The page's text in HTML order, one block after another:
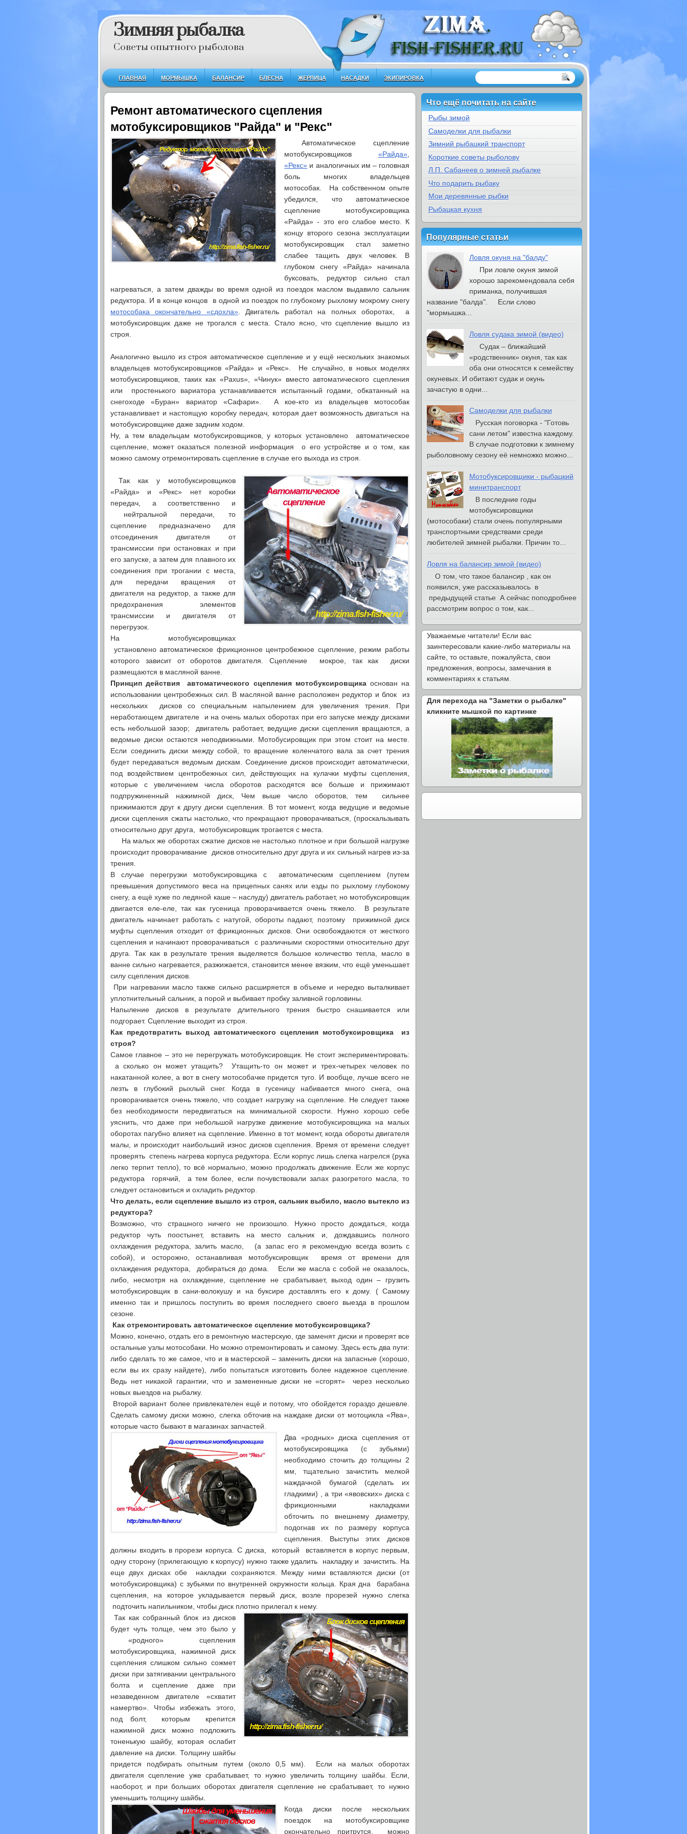
Зимняя рыбалка
Советы опытного рыболова
ГЛАВНАЯ МОРМЫШКА БАЛАНСИР БЛЕСНА ЖЕРЛИЦА НАСАДКИ ЭКИПИРОВКА
Ремонт автоматического сцепления
мотобуксировщиков "Райда" и "Рекс"
Автоматическое сцепление
мотобуксировщиков «Райда»
«Рекс» и аналогичных им – головная
боль многих владельцев
мотособак. На собственном опыте
убедился, что автоматическое
сцепление мотобуксировщика
«Райда» - это его слабое место. К
концу второго сезона эксплуатации
мотобуксировщик стал заметно
слабее тащить двух человек. В
глубоком снегу «Райда» начинала
буксовать, редуктор сильно стал
нагреваться, а затем дважды во время одной из поездок маслом выдавило сальник
редуктора. И в конце концов в одной из поездок по глубокому рыхлому мокрому снегу
мотособака окончательно «сдохла». Двигатель работал на полных оборотах, а
мотобуксировщик даже не трогался с места. Стало ясно, что сцепление вышло из
строя.
Аналогично вышло из строя автоматическое сцепление и у ещё нескольких знакомых
владельцев мотобуксировщиков «Райда» и «Рекс». Не случайно, в новых моделях
мотобуксировщиков, таких как «Paxus», «Чинук» вместо автоматического сцепления
или простенького вариатора устанавливается испытанный годами, обкатанный на
снегоходе «Буран» вариатор «Сафари». А кое-кто из владельцев мотособак
устанавливает и настоящую коробку передач, которая дает возможность двигаться на
мотобуксировщике даже задним ходом.
Ну, а тем владельцам мотобуксировщиков, у которых установлено автоматическое
сцепление, может оказаться полезной информация о его устройстве и о том, как
можно самому отремонтировать сцепление в случае его выхода из строя.
Так как у мотобуксировщиков
«Райда» и «Рекс» нет коробки
передач, а соответственно и
нейтральной передачи, то
сцепление предназначено для
отсоединения двигателя от
трансмиссии при остановках и при
его запуске, а затем для плавного их
соединения при трогании с места,
для передачи вращения от
двигателя на редуктор, а также для
предохранения элементов
трансмиссии и двигателя от
перегрузок.
На мотобуксировщиках
установлено автоматическое фрикционное центробежное сцепление, режим работы
которого зависит от оборотов двигателя. Сцепление мокрое, так как диски
размещаются в масляной ванне.
Принцип действия автоматического сцепления мотобуксировщикаоснован на
использовании центробежных сил. В масляной ванне расположен редуктор и блок из
нескольких дисков со специальным напылением для увеличения трения. При
неработающем двигателе и на очень малых оборотах при его запуске между дисками
есть небольшой зазор; двигатель работает, ведущие диски сцепления вращаются, а
ведомые диски остаются неподвижными. Мотобусировщик при этом стоит на месте.
Если соединить диски между собой, то вращение коленчатого вала за счет трения
будет передаваться ведомым дискам. Соединение дисков происходит автоматически,
под воздействием центробежных сил, действующих на кулачки муфты сцепления,
которые с увеличением числа оборотов расходятся все больше и прижимают
подпружиненный нажимной диск, Чем выше число оборотов, тем сильнее
прижимаются друг к другу диски сцепления. В тот момент, когда ведущие и ведомые
диски сцепления сжаты настолько, что прекращают проворачиваться, (проскальзывать
относительно друг друга, мотобуксировщик трогается с места.
На малых же оборотах сжатие дисков не настолько плотное и при большой нагрузке
происходит проворачивание дисков относительно друг друга и их сильный нагрев из-за
трения.
В случае перегрузки мотобуксировщика с автоматическим сцеплением (путем
превышения допустимого веса на прицепных санях или езды по рыхлому глубокому
снегу, а ещё хуже по ледяной каше – наслуду) двигатель работает, но мотобуксировщик
двигается еле-еле, так как гусеница проворачивается очень тяжело. В результате
двигатель начинает работать с натугой, обороты падают, поэтому прижимной диск
муфты сцепления отходит от фрикционных дисков. Они освобождаются от жесткого
сцепления и начинают проворачиваться с различными скоростями относительно друг
друга. Так как в результате трения выделяется большое количество тепла, масло в
ванне сильно нагревается, разжижается, становится менее вязким, что ещё уменьшает
силу сцепления дисков.
При нагревании масло также сильно расширяется в объеме и нередко выталкивает
уплотнительный сальник, а порой и выбивает пробку заливной горловины.
Напыление дисков в результате длительного трения быстро снашивается или
подгорает. Сцепление выходит из строя.
Как предотвратить выход автоматического сцепления мотобуксировщика из
строя?
Самое главное – это не перегружать мотобуксировщик. Не стоит экспериментировать:
а сколько он может утащить? Утащить-то он может и трех-четырех человек по
накатанной колее, а вот в снегу мотособачке придется туго. И вообще, лучше всего не
лезть в глубокий рыхлый снег. Когда в гусеницу набивается много снега, она
проворачивается очень тяжело, что создает нагрузку на сцепление. Не следует также
без необходимости передвигаться на минимальной скорости. Нужно хорошо себе
уяснить, что даже при небольшой нагрузке движение мотобуксировщика на малых
оборотах пагубно влияет на сцепление. Именно в тот момент, когда обороты двигателя
малы, и происходит наибольший износ дисков сцепления. Время от времени следует
проверять степень нагрева корпуса редуктора. Если корпус лишь слегка нагрелся (рука
легко терпит тепло), то всё нормально, можно продолжать движение. Если же корпус
редуктора горячий, а тем более, если почувствовали запах разогретого масла, то
следует остановиться и охладить редуктор.
Что делать, если сцепление вышло из строя, сальник выбило, масло вытекло из
редуктора?
Возможно, что страшного ничего не произошло. Нужно просто дождаться, когда
редуктор чуть поостынет, вставить на место сальник и, дождавшись полного
охлаждения редуктора, залить масло, (а запас его я рекомендую всегда возить с
собой), и осторожно, останавливая мотобуксировщик время от времени для
охлаждения редуктора, добираться до дома. Если же масла с собой не оказалось,
либо, несмотря на охлаждение, сцепление не срабатывает, выход один – грузить
мотобуксировщик в сани-волокушу и на буксире доставлять его к дому. ( Самому
именно так и пришлось поступить во время последнего своего выезда в прошлом
сезоне.
Как отремонтировать автоматическое сцепление мотобуксировщика?
Можно, конечно, отдать его в ремонтную мастерскую, где заменят диски и проверят все
остальные узлы мотособаки. Но можно отремонтировать и самому. Здесь есть два пути:
либо сделать то же самое, что и в мастерской – заменить диски на запасные (хорошо,
если вы их сразу найдете), либо попытаться изготовить более надежное сцепление.
Ведь нет никакой гарантии, что и замененные диски не «сгорят» через несколько
новых выездов на рыбалку.
Второй вариант более привлекателен ещё и потому, что обойдется гораздо дешевле.
Сделать самому диски можно, слегка обточив на наждаке диски от мотоцикла «Ява»,
которые часто бывают в магазинах запчастей.
Два «родных» диска сцепления от
мотобуксировщика (с зубьями)
необходимо сточить до толщины 2
мм, тщательно зачистить мелкой
наждачной бумагой (сделать их
гладкими) , а три «явовских» диска с
фрикционными накладками
обточить по внешнему диаметру,
подогнав их по размеру корпуса
сцепления. Выступы этих дисков
должны входить в прорези корпуса. С диска, который вставляется в корпус первым,
одну сторону (прилегающую к корпусу) нужно также удалить накладку и зачистить. На
еще двух дисках обе накладки сохраняются. Между ними вставляются диски (от
мотобуксировщика) с зубьями по внутренней окружности кольца. Края дна барабана
сцепления, на которое укладывается первый диск, возле прорезей нужно слегка
подточить напильником, чтобы диск плотно прилегал к нему.
Так как собранный блок из дисков
будет чуть толще, чем это было у
«родного» сцепления
мотобуксировщика, нажимной диск
сцепления слишком сильно сожмет
диски при затягивании центрального
болта и сцепление даже при
незаведенном двигателе «схватит
намертво». Чтобы избежать этого,
под болт, которым крепится
нажимной диск можно подложить
тоненькую шайбу, которая ослабит
давление на диски. Толщину шайбы
придется подбирать опытным путем (около 0,5 мм). Если на малых оборотах
двигателя сцепление уже срабатывает, то нужно увеличить толщину шайбы. Если,
наоборот, и при больших оборотах двигателя сцепление не срабатывает, то нужно
уменьшить толщину шайбы.
Когда диски после нескольких
поездок на мотобуксировщике
окончательно притрутся, можно
Что ещё почитать на сайте
Рыбы зимой
Самоделки для рыбалки
Зимний рыбацкий транспорт
Короткие советы рыболову
Л.П. Сабанеев о зимней рыбалке
Что подарить рыбаку
Мои деревянные рыбки
Рыбацкая кухня
Популярные статьи
Ловля окуня на "балду"
При ловле окуня зимой
хорошо зарекомендовала себя
приманка, получившая
название "балда". Если слово
"мормышка...
Ловля судака зимой (видео)
Судак – ближайший
«родственник» окуня, так как
оба они относятся к семейству
окуневых. И обитают судак и окунь
зачастую в одни...
Самоделки для рыбалки
Русская поговорка - "Готовь
сани летом" известна каждому.
В случае подготовки к зимнему
рыболовному сезону её немножко можно...
Мотобуксировщики - рыбацкий
минитранспорт
В последние годы
мотобуксировщики
(мотособаки) стали очень популярными
транспортными средствами среди
любителей зимней рыбалки. Причин то...
Ловля на балансир зимой (видео)
О том, что такое балансир , как он
появился, уже рассказывалось в
предыдущей статье А сейчас поподробнее
рассмотрим вопрос о том, как...
Уважаемые читатели! Если вас
заинтересовали какие-либо материалы на
сайте, то оставьте, пожалуйста, свои
предложения, вопросы, замечания в
комментариях к статьям.
Для перехода на "Заметки о рыбалке"
кликните мышкой по картинке